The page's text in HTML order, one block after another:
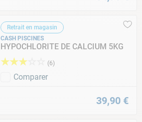
Retrait en magasin
CASH PISCINES
HYPOCHLORITE DE CALCIUM 5KG
★★★ (6)
Comparer
39,90 €